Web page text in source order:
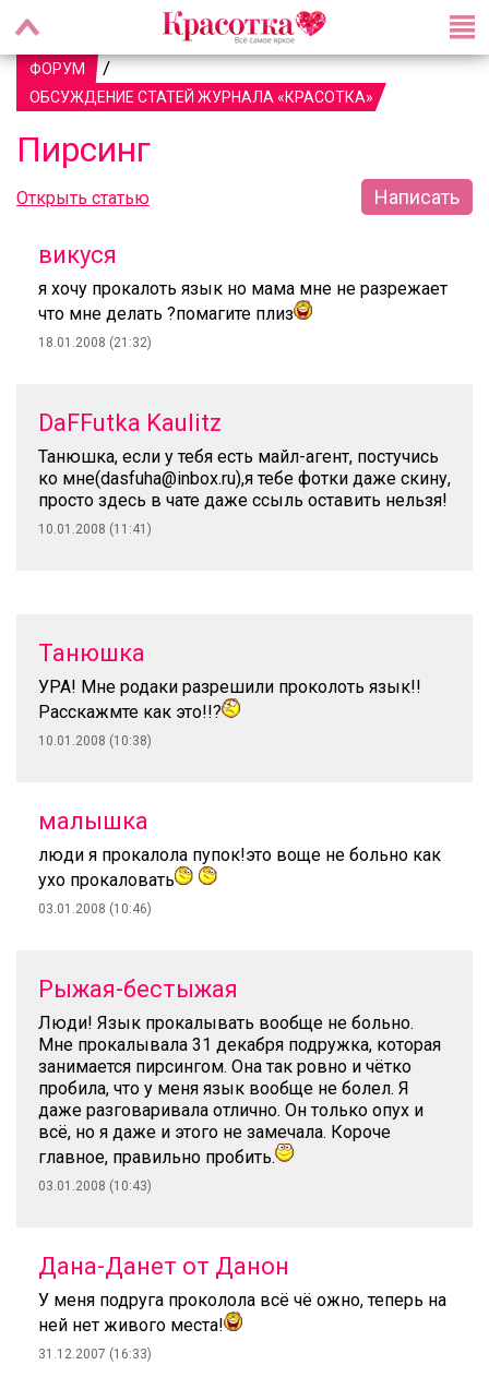
ФОРУМ /
ОБСУЖДЕНИЕ СТАТЕЙ ЖУРНАЛА «КРАСОТКА»
Пирсинг
Открыть статью Написать
викуся
я хочу прокалоть язык но мама мне не разрежает
что мне делать ?помагите плиз
18.01.2008 (21:32)
DaFFutka Kaulitz
Танюшка, если у тебя есть майл-агент, постучись
ко мне(dasfuha@inbox.ru),я тебе фотки даже скину,
просто здесь в чате даже ссыль оставить нельзя!
10.01.2008 (11:41)
Танюшка
УРА! Мне родаки разрешили проколоть язык!!
Расскажмте как это!!?
10.01.2008 (10:38)
малышка
люди я прокалола пупок!это воще не больно как
ухо прокаловать
03.01.2008 (10:46)
Рыжая-бестыжая
Люди! Язык прокалывать вообще не больно.
Мне прокалывала 31 декабря подружка, которая
занимается пирсингом. Она так ровно и чётко
пробила, что у меня язык вообще не болел. Я
даже разговаривала отлично. Он только опух и
всё, но я даже и этого не замечала. Короче
главное, правильно пробить.
03.01.2008 (10:43)
Дана-Данет от Данон
У меня подруга проколола всё чё ожно, теперь на
ней нет живого места!
31.12.2007 (16:33)